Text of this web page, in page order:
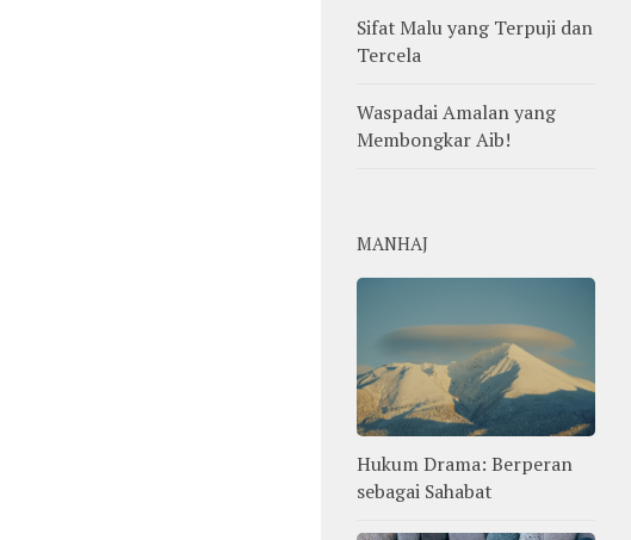
Sifat Malu yang Terpuji dan
Tercela
Waspadai Amalan yang
Membongkar Aib!
MANHAJ
Hukum Drama: Berperan
sebagai Sahabat